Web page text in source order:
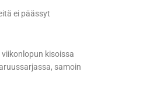
ei päässyt
kisoissa
samoin